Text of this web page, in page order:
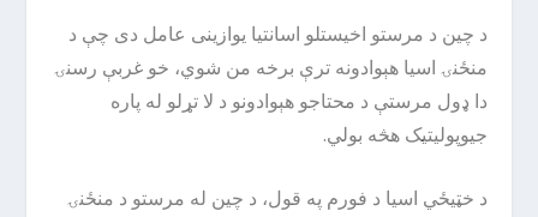
د چین د مرستو اخیستلو اسانتیا یوازینی عامل دی چې د
منځنۍ اسیا هېوادونه ترې برخه من شوي، خو غربې رسنۍ
دا ډول مرستې د محتاجو هېوادونو د لا تړلو له پاره
جیوپولیتیک هڅه بولي.
د خټیځي اسیا د فورم په قول، د چین له مرستو د منځنۍ